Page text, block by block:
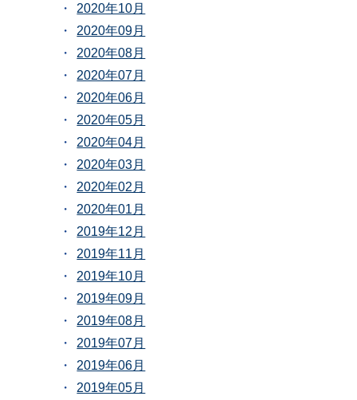
2020年10月
2020年09月
2020年08月
2020年07月
2020年06月
2020年05月
2020年04月
2020年03月
2020年02月
2020年01月
2019年12月
2019年11月
2019年10月
2019年09月
2019年08月
2019年07月
2019年06月
2019年05月